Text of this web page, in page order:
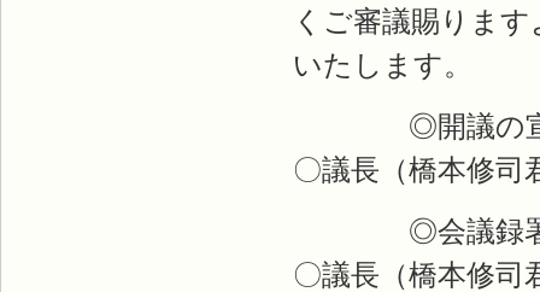
くご審議賜りま
いたします。
◎開議の
〇議長（橋本修
◎会議録署名
〇議長（橋本修